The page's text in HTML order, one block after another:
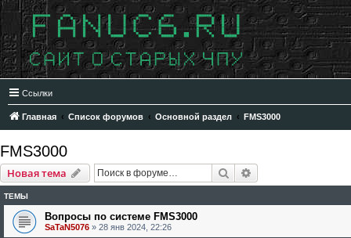
Ссылки
Главная Список форумов Основной раздел FMS3000
FMS3000
Новая тема Поиск
ТЕМЫ
Вопросы по системе FMS3000
SaTaN5076 » 28 янв 2024, 22:26